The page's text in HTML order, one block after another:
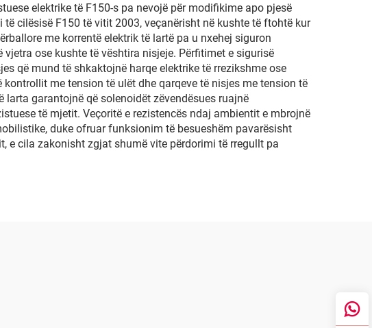
elektrike të F150-s pa nevojë për modifikime apo pjesë
cilësisë F150 të vitit 2003, veçanërisht në kushte të ftohtë kur
me korrentë elektrik të lartë pa u nxehej siguron
ose kushte të vështira nisjeje. Përfitimet e sigurisë
që mund të shkaktojnë harqe elektrike të rrezikshme ose
me tension të ulët dhe qarqeve të nisjes me tension të
garantojnë që solenoidët zëvendësues ruajnë
të mjetit. Veçoritë e rezistencës ndaj ambientit e mbrojnë
duke ofruar funksionim të besueshëm pavarësisht
e cila zakonisht zgjat shumë vite përdorimi të rregullt pa